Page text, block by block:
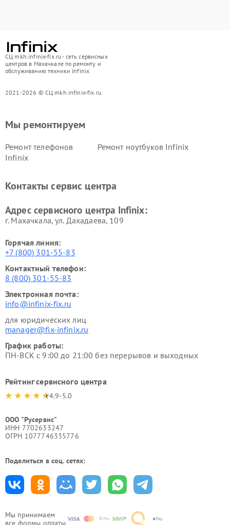
СЦ mkh.infinix-fix.ru - сеть сервисных
центров в Махачкале по ремонту и
обслуживанию техники Infinix
2021-2026 © СЦ mkh.infinix-fix.ru
Мы принимаем
все формы оплаты
Мы ремонтируем
Ремонт телефонов
Infinix
Ремонт ноутбуков Infinix
Контакты сервис центра
Адрес сервисного центра Infinix:
г. Махачкала, ул. Дахадаева, 109
Горячая линия:
+7 (800) 301-55-83
Контактный телефон:
8 (800) 301-55-83
Электронная почта:
info@infinix-fix.ru
для юридических лиц
manager@fix-infinix.ru
График работы:
ПН-ВСК с 9:00 до 21:00 без перерывов и выходных
Рейтинг сервисного центра
4.9-5.0
ООО "Русервис"
ИНН 7702633247
ОГРН 1077746335776
Поделиться в соц. сетях: